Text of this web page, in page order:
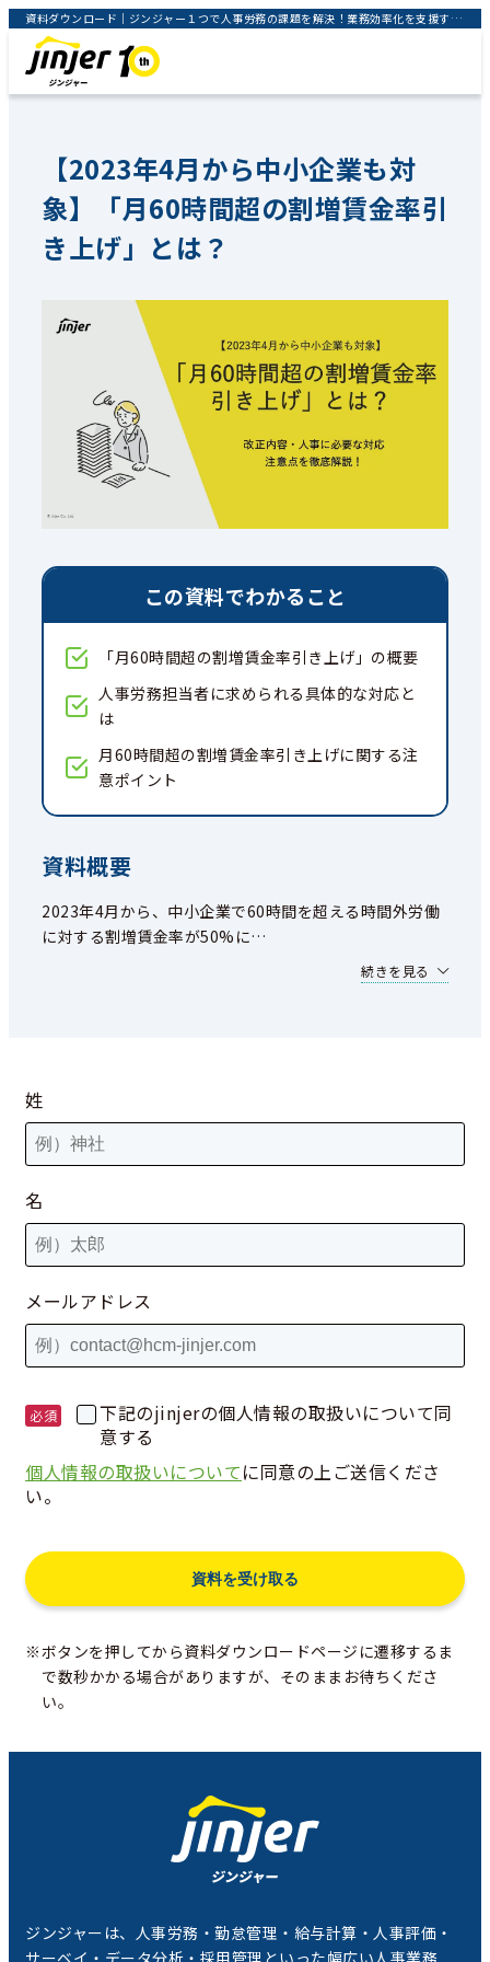
資料ダウンロード｜ジンジャー１つで人事労務の課題を解決！業務効率化を支援するクラウドサービス｜jinjer株式会社
【2023年4月から中小企業も対
象】「月60時間超の割増賃金率引
き上げ」とは？
この資料でわかること
「月60時間超の割増賃金率引き上げ」の概要
人事労務担当者に求められる具体的な対応と
は
月60時間超の割増賃金率引き上げに関する注
意ポイント
資料概要
2023年4月から、中小企業で60時間を超える時間外労働
に対する割増賃金率が50%に…
続きを見る
姓
名
メールアドレス
下記のjinjerの個人情報の取扱いについて同
意する
個人情報の取扱いについてに同意の上ご送信くださ
い。
※ボタンを押してから資料ダウンロードページに遷移するま
で数秒かかる場合がありますが、そのままお待ちくださ
い。
ジンジャーは、人事労務・勤怠管理・給与計算・人事評価・